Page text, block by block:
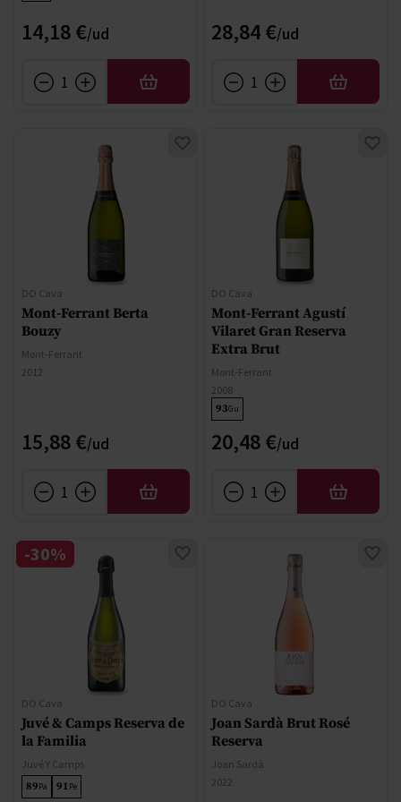
14,18 €
AÑADIR
28,84 €
AÑADIR
DO Cava
Mont-Ferrant Berta
Bouzy
Mont-Ferrant
2012
15,88 €
AÑADIR
DO Cava
Mont-Ferrant Agustí
Vilaret Gran Reserva
Extra Brut
Mont-Ferrant
2008
93Gu
20,48 €
AÑADIR
DO Cava
Juvé & Camps Reserva de
la Familia
Juvé Y Camps
89Pa 91Pe
-30%
DO Cava
Joan Sardà Brut Rosé
Reserva
Joan Sardà
2022